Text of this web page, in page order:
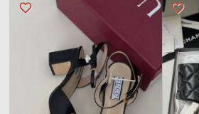
favorite_border
favorite_border